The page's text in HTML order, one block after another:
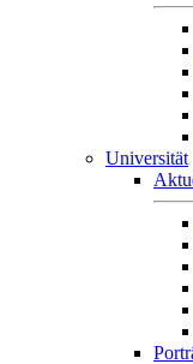
Universität